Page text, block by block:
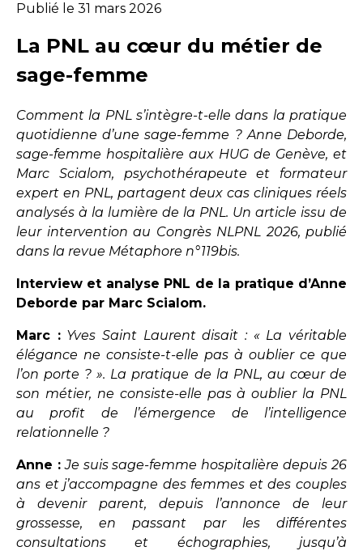
Publié le 31 mars 2026
La PNL au cœur du métier de
sage-femme
Comment la PNL s’intègre-t-elle dans la pratique
quotidienne d’une sage-femme ? Anne Deborde,
sage-femme hospitalière aux HUG de Genève, et
Marc Scialom, psychothérapeute et formateur
expert en PNL, partagent deux cas cliniques réels
analysés à la lumière de la PNL. Un article issu de
leur intervention au Congrès NLPNL 2026, publié
dans la revue Métaphore n°119bis.
Interview et analyse PNL de la pratique d’Anne
Deborde par Marc Scialom.
Marc : Yves Saint Laurent disait : « La véritable
élégance ne consiste-t-elle pas à oublier ce que
l’on porte ? ». La pratique de la PNL, au cœur de
son métier, ne consiste-elle pas à oublier la PNL
au profit de l’émergence de l’intelligence
relationnelle ?
Anne : Je suis sage-femme hospitalière depuis 26
ans et j’accompagne des femmes et des couples
à devenir parent, depuis l’annonce de leur
grossesse, en passant par les différentes
consultations et échographies, jusqu’à